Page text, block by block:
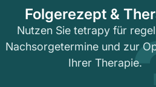
Folgerezept &
Nutzen Sie tetrapy für
Nachsorgetermine und zur
Ihrer Therapie.